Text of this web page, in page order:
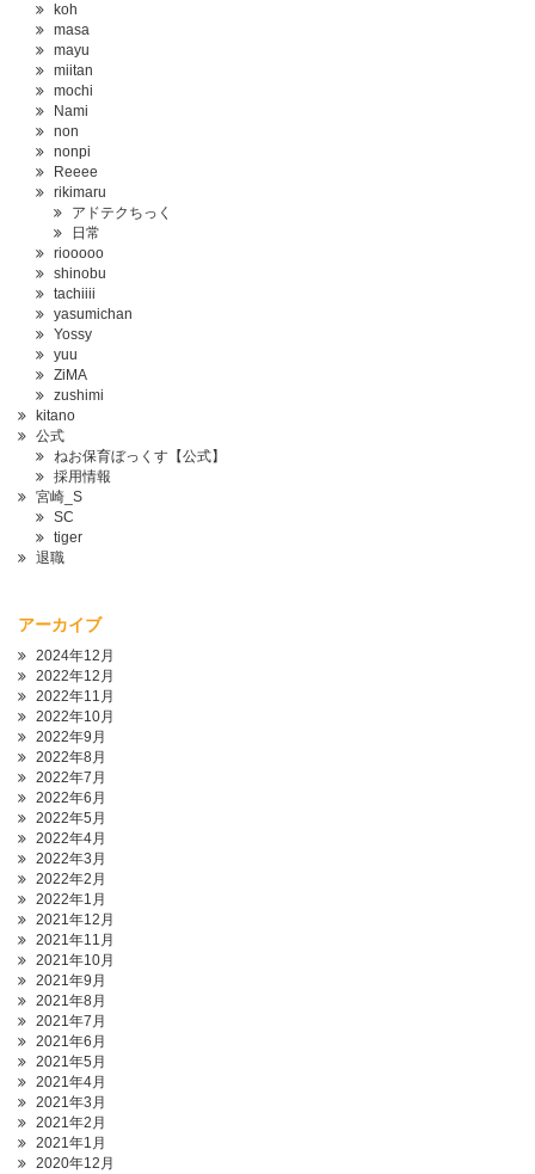
koh
masa
mayu
miitan
mochi
Nami
non
nonpi
Reeee
rikimaru
アドテクちっく
日常
riooooo
shinobu
tachiiii
yasumichan
Yossy
yuu
ZiMA
zushimi
kitano
公式
ねお保育ぼっくす【公式】
採用情報
宮崎_S
SC
tiger
退職
アーカイブ
2024年12月
2022年12月
2022年11月
2022年10月
2022年9月
2022年8月
2022年7月
2022年6月
2022年5月
2022年4月
2022年3月
2022年2月
2022年1月
2021年12月
2021年11月
2021年10月
2021年9月
2021年8月
2021年7月
2021年6月
2021年5月
2021年4月
2021年3月
2021年2月
2021年1月
2020年12月